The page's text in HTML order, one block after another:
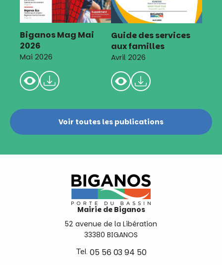
Biganos Mag Mai
2026
Mai 2026
Guide des services
aux familles
Avril 2026
Voir toutes les publications
Mairie de Biganos
52 avenue de la Libération
33380 BIGANOS
Tel. 05 56 03 94 50